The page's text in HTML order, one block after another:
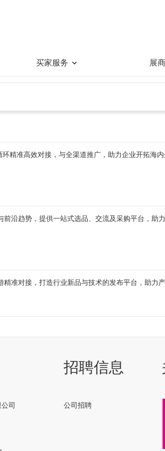
买家服务 展
准高效对接，与全渠道推广，助力企业开拓海内
沿趋势，提供一站式选品、交流及采购平台，助
准对接，打造行业新品与技术的发布平台，助力
司
招聘信息
公司招聘